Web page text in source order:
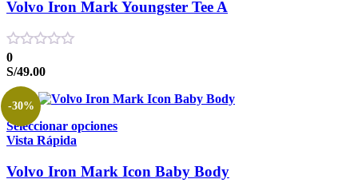
Volvo Iron Mark Youngster Tee A
0
S/49.00
-30%
Seleccionar opciones
Vista Rápida
Volvo Iron Mark Icon Baby Body